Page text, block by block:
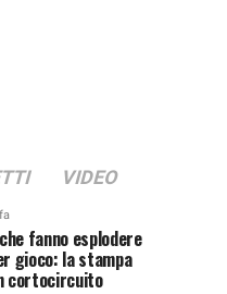
VIDEO
fanno esplodere
gioco: la stampa
cortocircuito